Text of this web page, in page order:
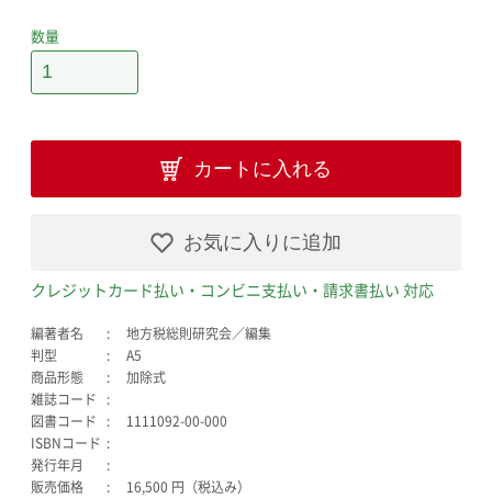
数量
カートに入れる
お気に入りに追加
クレジットカード払い・コンビニ支払い・請求書払い 対応
編著者名
地方税総則研究会／編集
判型
A5
商品形態
加除式
雑誌コード
図書コード
1111092-00-000
ISBNコード
発行年月
販売価格
16,500 円（税込み）